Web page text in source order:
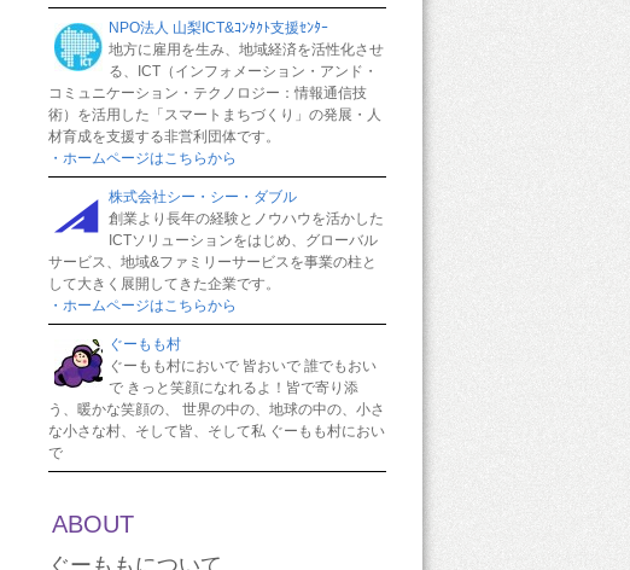
NPO法人 山梨ICT&ｺﾝﾀｸﾄ支援ｾﾝﾀｰ
地方に雇用を生み、地域経済を活性化させ
る、ICT（インフォメーション・アンド・
コミュニケーション・テクノロジー：情報通信技
術）を活用した「スマートまちづくり」の発展・人
材育成を支援する非営利団体です。
・ホームページはこちらから
株式会社シー・シー・ダブル
創業より長年の経験とノウハウを活かした
ICTソリューションをはじめ、グローバル
サービス、地域&ファミリーサービスを事業の柱と
して大きく展開してきた企業です。
・ホームページはこちらから
ぐーもも村
ぐーもも村においで 皆おいで 誰でもおい
で きっと笑顔になれるよ！皆で寄り添
う、暖かな笑顔の、 世界の中の、地球の中の、小さ
な小さな村、そして皆、そして私 ぐーもも村におい
で
ABOUT
ぐーももについて